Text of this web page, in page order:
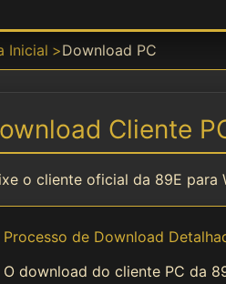
Inicial Download PC
Cliente
o cliente oficial da 89E para
Processo de Download
O download do cliente PC da